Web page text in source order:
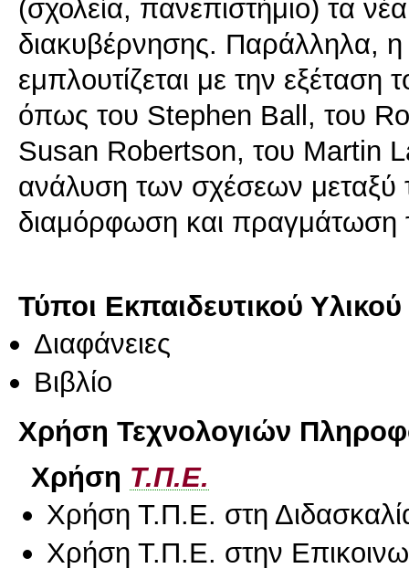
(σχολεία, πανεπιστήμιο) τα
διακυβέρνησης. Παράλληλα,
εμπλουτίζεται με την
όπως του Stephen Ball, του
Susan Robertson, του Martin
ανάλυση των σχέσεων μεταξύ
διαμόρφωση και πραγμάτωση
Τύποι Εκπαιδευτικού Υλικού
Διαφάνειες
Βιβλίο
Χρήση Τεχνολογιών
Χρήση Τ.Π.Ε.
Χρήση Τ.Π.Ε. στη
Χρήση Τ.Π.Ε. στην